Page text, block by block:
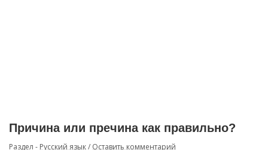
Причина или пречина как правильно?
Раздел - Русский язык/ Оставить комментарий